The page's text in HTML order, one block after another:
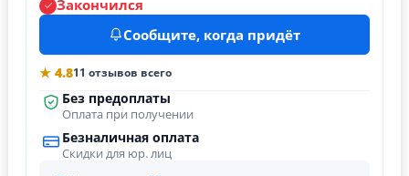
Закончился
Сообщите, когда придёт
★ 4.811 отзывов всего
Без предоплаты
Оплата при получении
Безналичная оплата
Скидки для юр. лиц